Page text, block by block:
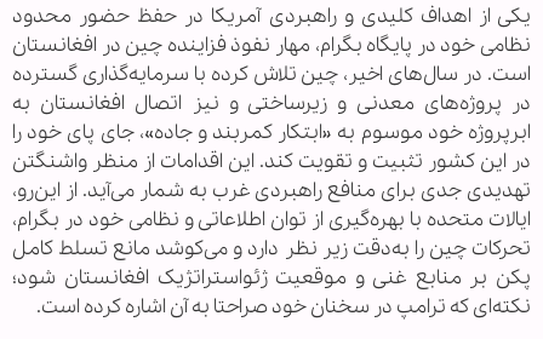
یکی از اهداف کلیدی و راهبردی آمریکا در حفظ حضور محدود
نظامی خود در پایگاه بگرام، مهار نفوذ فزاینده چین در افغانستان
است. در سال‌های اخیر، چین تلاش کرده با سرمایه‌گذاری گسترده
در پروژه‌های معدنی و زیرساختی و نیز اتصال افغانستان به
ابرپروژه خود موسوم به «ابتکار کمربند و جاده»، جای پای خود را
در این کشور تثبیت و تقویت کند. این اقدامات از منظر واشنگتن
تهدیدی جدی برای منافع راهبردی غرب به شمار می‌آید. از این‌رو،
ایالات متحده با بهره‌گیری از توان اطلاعاتی و نظامی خود در بگرام،
تحرکات چین را به‌دقت زیر نظر دارد و می‌کوشد مانع تسلط کامل
پکن بر منابع غنی و موقعیت ژئواستراتژیک افغانستان شود؛
نکته‌ای که ترامپ در سخنان خود صراحتا به آن اشاره کرده است.